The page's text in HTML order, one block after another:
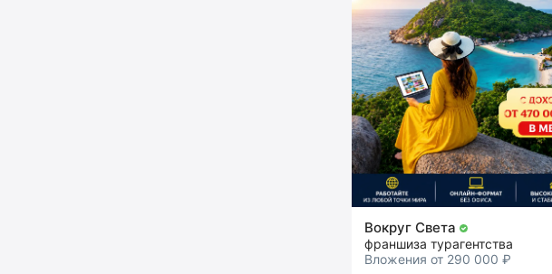
Вокруг Света
франшиза турагентства
Вложения от 290 000 ₽